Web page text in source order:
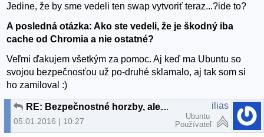
Jedine, že by sme vedeli ten swap vytvoriť teraz...?ide to?
A posledná otázka: Ako ste vedeli, že je škodný iba
cache od Chromia a nie ostatné?
Veľmi ďakujem všetkým za pomoc. Aj keď ma Ubuntu so
svojou bezpečnosťou už po-druhé sklamalo, aj tak som si
ho zamiloval :)
RE: Bezpečnostné horzby, alebo planý poplach?
05.01.2016 | 10:27
ilias
Ubuntu
Používateľ